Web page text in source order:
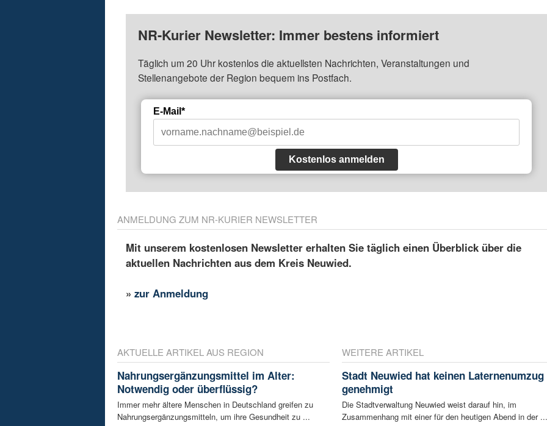
NR-Kurier Newsletter: Immer bestens informiert
Täglich um 20 Uhr kostenlos die aktuellsten Nachrichten, Veranstaltungen und
Stellenangebote der Region bequem ins Postfach.
E-Mail*
Kostenlos anmelden
ANMELDUNG ZUM NR-KURIER NEWSLETTER
Mit unserem kostenlosen Newsletter erhalten Sie täglich einen Überblick über die
aktuellen Nachrichten aus dem Kreis Neuwied.
»zur Anmeldung
AKTUELLE ARTIKEL AUS REGION
Nahrungsergänzungsmittel im Alter:
Notwendig oder überflüssig?
Immer mehr ältere Menschen in Deutschland greifen zu
Nahrungsergänzungsmitteln, um ihre Gesundheit zu ...
WEITERE ARTIKEL
Stadt Neuwied hat keinen Laternenumzug
genehmigt
Die Stadtverwaltung Neuwied weist darauf hin, im
Zusammenhang mit einer für den heutigen Abend in der ...